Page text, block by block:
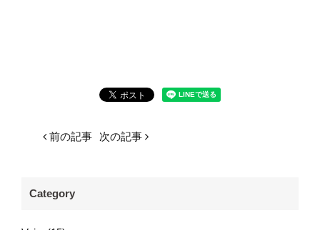
前の記事 次の記事
Category